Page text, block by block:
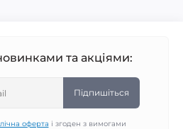
та акціями:
Підпишіться
оферта і згоден з вимогами